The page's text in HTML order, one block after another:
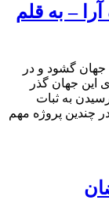
– به قلم
۱۴ تیر ۱۳۶۶ چشم به جهان گشود و در
از هیاهوی این جهان گذر
به ثبات
چندین پروژه مهم